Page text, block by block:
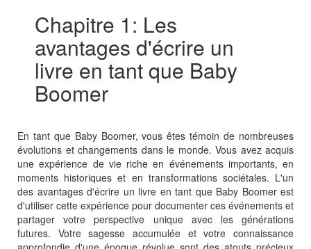
Chapitre 1: Les
avantages d'écrire un
livre en tant que Baby
Boomer
En tant que Baby Boomer, vous êtes témoin de nombreuses
évolutions et changements dans le monde. Vous avez acquis
une expérience de vie riche en événements importants, en
moments historiques et en transformations sociétales. L'un
des avantages d'écrire un livre en tant que Baby Boomer est
d'utiliser cette expérience pour documenter ces événements et
partager votre perspective unique avec les générations
futures. Votre sagesse accumulée et votre connaissance